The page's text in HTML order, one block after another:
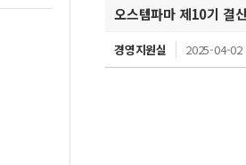
오스템파마 제10기 결
경영지원실 2025-04-